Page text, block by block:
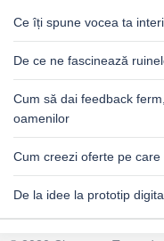
Ce îți spune vocea ta
De ce ne fascinează
Cum să dai feedback
oamenilor
Cum creezi oferte pe
De la idee la prototip